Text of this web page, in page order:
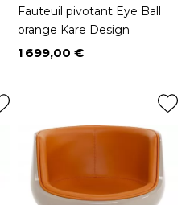
Fauteuil pivotant Eye Ball
orange Kare Design
Prix
1 699,00 €